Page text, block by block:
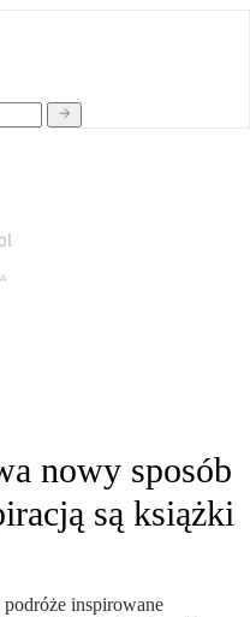
nowy sposób
są książki
inspirowane